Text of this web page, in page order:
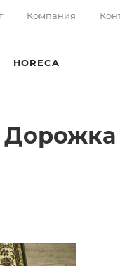
Компания
HORECA
Дорожка